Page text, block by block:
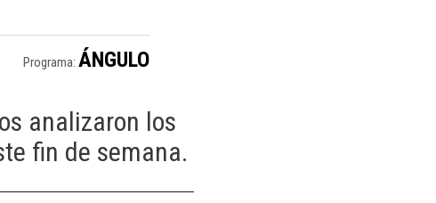
Programa: ÁNGULO
analizaron los
fin de semana.